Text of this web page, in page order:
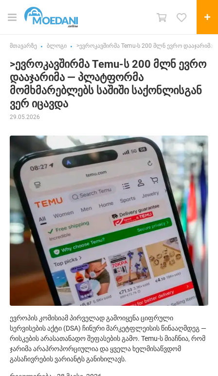
მთავარზე ბლოგი >ევროკავშირმა Temu-ს 200 მლნ ევრო
>ევროკავშირმა Temu-ს 200 მლნ ევრო
დააჯარიმა — პლატფორმა
მომხმარებლებს საშიში საქონლისგან
ვერ იცავდა
29.05.2026
ევროპის კომისიამ პირველად გამოიყენა ციფრული
სერვისების აქტი (DSA) ჩინური მარკეტფლეისის წინააღმდეგ —
რისკების არასათანადო შეფასების გამო. Temu-ს მიაჩნია, რომ
ჯარიმა არაპროპორციულია და ყველა ხელმისაწვდომ
გასაჩივრების ვარიანტს განიხილავს.